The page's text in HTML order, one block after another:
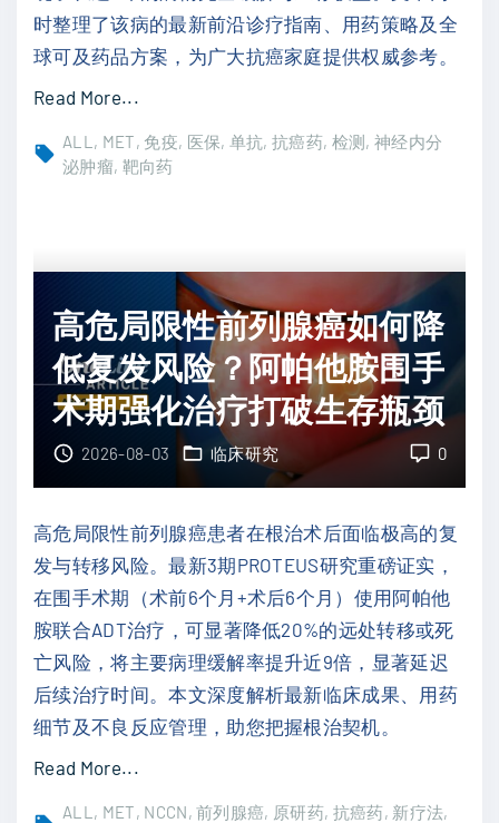
实
D
L
L
3
表
定
，
靶
向
新
药
带
来
治
疗
新
曙
光
时整理了该病的最新前沿诊疗指南、用药策略及全
球可及药品方案，为广大抗癌家庭提供权威参考。
Read More..."
管
出
现
转
移
怎
么
？
P
D
-
L
1
阳
性
患
ALL MET 免疫 医保 单抗 抗癌药 检测 神经内分
泌肿瘤 靶向药
高危局限性前列腺癌如何降
低复发风险？阿帕他胺围手
术期强化治疗打破生存瓶颈
0
2026-08-03 临床研究
高危局限性前列腺癌患者在根治术后面临极高的复
发与转移风险。最新3期PROTEUS研究重磅证实，
在围手术期（术前6个月+术后6个月）使用阿帕他
胺联合ADT治疗，可显著降低20%的远处转移或死
亡风险，将主要病理缓解率提升近9倍，显著延迟
后续治疗时间。本文深度解析最新临床成果、用药
细节及不良反应管理，助您把握根治契机。
Read More..."
ALL MET NCCN 前列腺癌 原研药 抗癌药 新疗法